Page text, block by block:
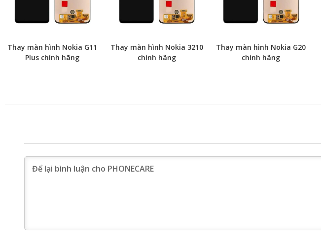
Thay màn hình Nokia G11
Plus chính hãng
Thay màn hình Nokia 3210
chính hãng
Thay màn hình Nokia G20
chính hãng